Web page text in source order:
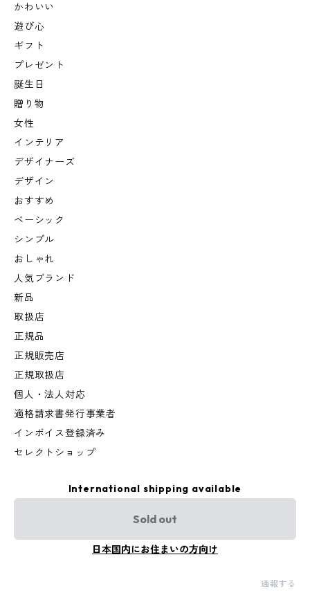
かわいい
遊び心
ギフト
プレゼント
誕生日
贈り物
女性
インテリア
デザイナーズ
デザイン
おすすめ
ベーシック
シンプル
おしゃれ
人気ブランド
新品
取扱店
正規品
正規販売店
正規取扱店
個人・法人対応
適格請求書発行事業者
インボイス登録済み
セレクトショップ
International shipping available
Sold out
日本国内にお住まいの方向け
通報する